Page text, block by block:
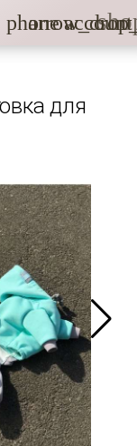
phone
для